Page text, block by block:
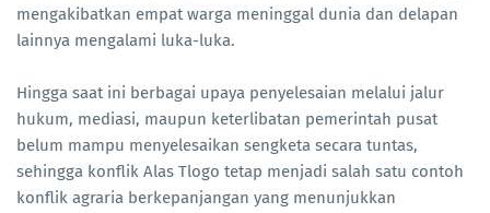
mengakibatkan empat warga meninggal dunia dan delapan
lainnya mengalami luka-luka.
Hingga saat ini berbagai upaya penyelesaian melalui jalur
hukum, mediasi, maupun keterlibatan pemerintah pusat
belum mampu menyelesaikan sengketa secara tuntas,
sehingga konflik Alas Tlogo tetap menjadi salah satu contoh
konflik agraria berkepanjangan yang menunjukkan